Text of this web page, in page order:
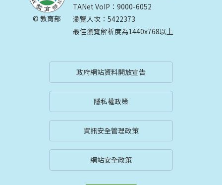
© 教育部
TANet VoIP：9000-6052
瀏覽人次：5422373
最佳瀏覽解析度為1440x768以上
政府網站資料開放宣告
隱私權政策
資訊安全管理政策
網站安全政策